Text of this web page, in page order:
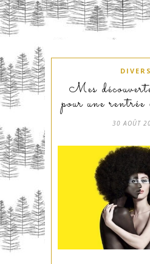
DIVERS
Mes
pour une rentrée
30 AOÛT